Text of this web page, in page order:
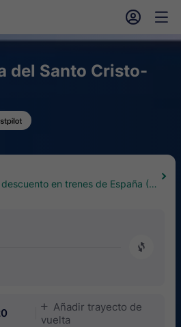
󱎓 󱒨
del Santo Cristo-
en trenes de España (1
󰿠
󱅇
Añadir trayecto de
vuelta